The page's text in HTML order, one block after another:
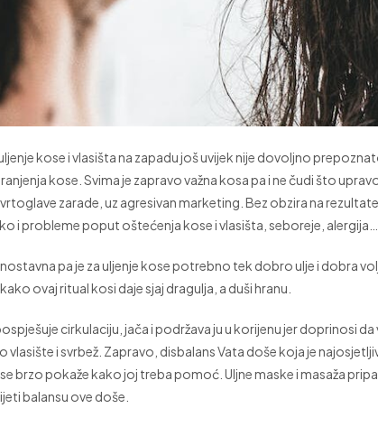
kose i vlasišta na zapadu još uvijek nije dovoljno
kose. Svima je zapravo važna kosa pa i ne čudi što
zarade, uz agresivan marketing. Bez obzira na
i probleme poput oštećenja kose i vlasišta, seboreje, alergija…
pa je za uljenje kose potrebno tek dobro ulje i dobra
ovaj ritual kosi daje sjaj dragulja, a duši hranu.
cirkulaciju, jača i podržava ju u korijenu jer doprinosi
vlasište i svrbež. Zapravo, disbalans Vata doše koja je
brzo pokaže kako joj treba pomoć. Uljne maske i masaža
balansu ove doše.